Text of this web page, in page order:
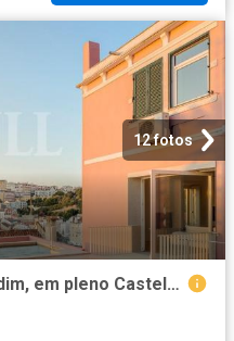
12 fotos
Apartamento T3+2 com jardim, em pleno Castelo, Lisboa 270m² Santa Maria Maior